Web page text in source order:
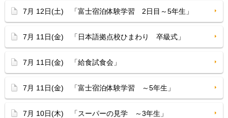
7月 12日(土) 「富士宿泊体験学習 2日目～5年生」
7月 11日(金) 「日本語拠点校ひまわり 卒級式」
7月 11日(金) 「給食試食会」
7月 11日(金) 「富士宿泊体験学習 ～5年生」
7月 10日(木) 「スーパーの見学 ～3年生」